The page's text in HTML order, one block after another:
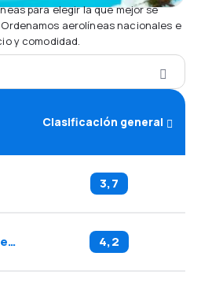
para elegir la que mejor se
aerolíneas nacionales e
y comodidad.
Clasificación general
3,7
Malaysia Airlines( 4,2